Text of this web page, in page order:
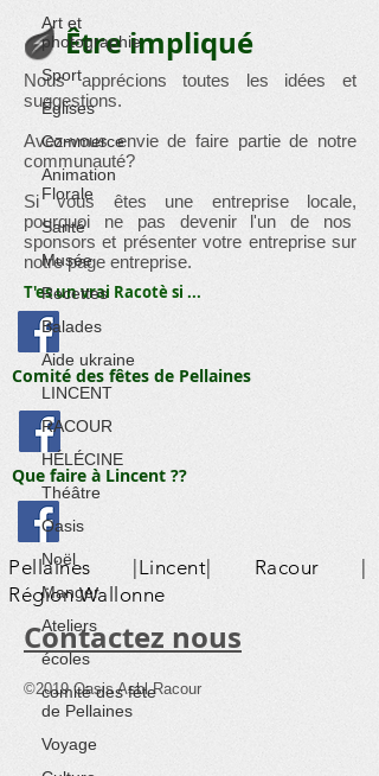
Art et
photographie
Sport
Églises
Commerce
Animation
Florale
Santé
Musée
Recettes
Balades
Aide ukraine
LINCENT
RACOUR
HÉLÉCINE
Théâtre
Oasis
Noël
Manger
Ateliers
écoles
comité des fête
de Pellaines
Voyage
Être impliqué
Nous apprécions toutes les idées et
suggestions.
Avez-vous envie de faire partie de notre
communauté?
Si vous êtes une entreprise locale,
pourquoi ne pas devenir l'un de nos
sponsors et présenter votre entreprise sur
notre page entreprise.
T'es un vrai Racotè si ...
Comité des fêtes de Pellaines
Que faire à Lincent ??
Pellaines |Lincent| Racour |
Région Wallonne
​Contactez nous
©2019 Oasis Asbl Racour